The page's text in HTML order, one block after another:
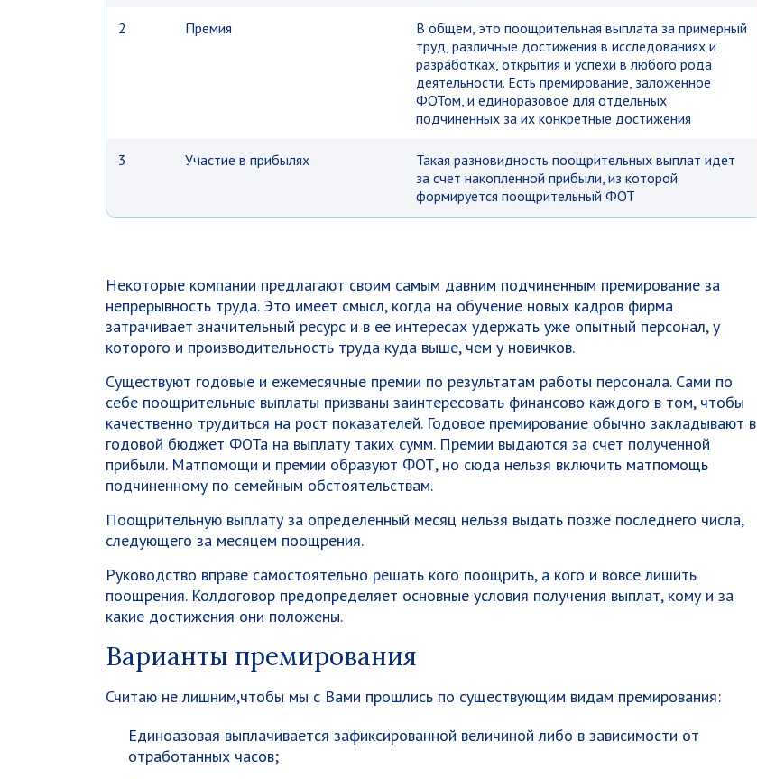
2 Премия
В общем, это поощрительная выплата за примерный
труд, различные достижения в исследованиях и
разработках, открытия и успехи в любого рода
деятельности. Есть премирование, заложенное
ФОТом, и единоразовое для отдельных
подчиненных за их конкретные достижения
3 Участие в прибылях
Такая разновидность поощрительных выплат идет
за счет накопленной прибыли, из которой
формируется поощрительный ФОТ
Некоторые компании предлагают своим самым давним подчиненным премирование за
непрерывность труда. Это имеет смысл, когда на обучение новых кадров фирма
затрачивает значительный ресурс и в ее интересах удержать уже опытный персонал, у
которого и производительность труда куда выше, чем у новичков.
Существуют годовые и ежемесячные премии по результатам работы персонала. Сами по
себе поощрительные выплаты призваны заинтересовать финансово каждого в том, чтобы
качественно трудиться на рост показателей. Годовое премирование обычно закладывают в
годовой бюджет ФОТа на выплату таких сумм. Премии выдаются за счет полученной
прибыли. Матпомощи и премии образуют ФОТ, но сюда нельзя включить матпомощь
подчиненному по семейным обстоятельствам.
Поощрительную выплату за определенный месяц нельзя выдать позже последнего числа,
следующего за месяцем поощрения.
Руководство вправе самостоятельно решать кого поощрить, а кого и вовсе лишить
поощрения. Колдоговор предопределяет основные условия получения выплат, кому и за
какие достижения они положены.
Варианты премирования
Считаю не лишним,чтобы мы с Вами прошлись по существующим видам премирования:
Единоазовая выплачивается зафиксированной величиной либо в зависимости от
отработанных часов;